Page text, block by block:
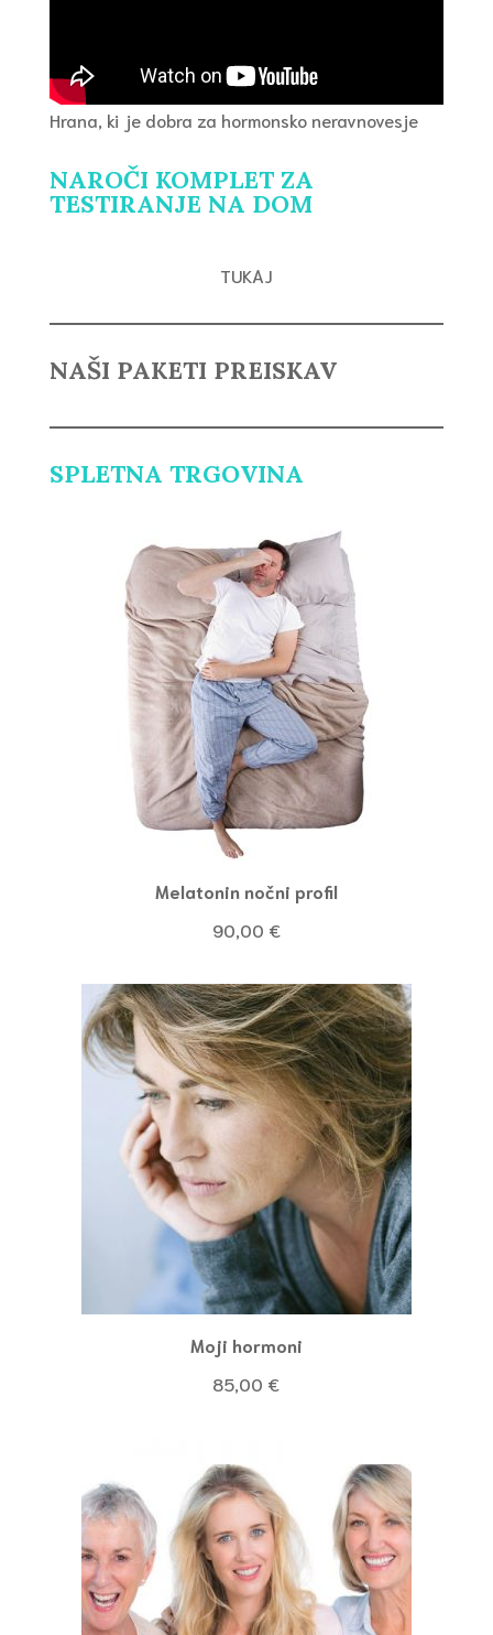
Hrana, ki je dobra za hormonsko neravnovesje
NAROČI KOMPLET ZA
TESTIRANJE NA DOM
TUKAJ
NAŠI PAKETI PREISKAV
SPLETNA TRGOVINA
Melatonin nočni profil
90,00 €
Moji hormoni
85,00 €